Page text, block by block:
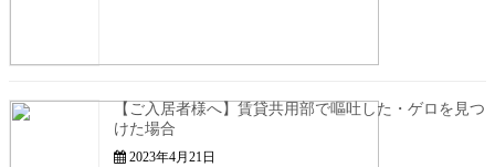
【ご入居者様へ】賃貸共用部で嘔吐した・ゲロを見つ
けた場合
2023年4月21日